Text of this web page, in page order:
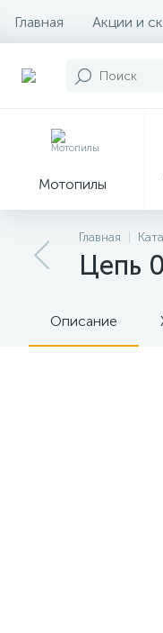
Главная Акции и
Контакты
Мотопилы
Садовые
мотоножницы и
Главная
Цепь
Описание